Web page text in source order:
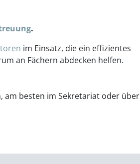
.
im Einsatz, die ein effizientes
an Fächern abdecken helfen.
am besten im Sekretariat oder über